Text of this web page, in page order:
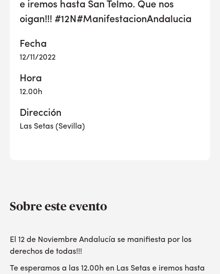
e iremos hasta San Telmo. Que nos
oigan!!! #12N#ManifestacionAndalucia
Fecha
12/11/2022
Hora
12.00h
Dirección
Las Setas (Sevilla)
Sobre este evento
El 12 de Noviembre Andalucía se manifiesta por los
derechos de todas!!!
Te esperamos a las 12.00h en Las Setas e iremos hasta